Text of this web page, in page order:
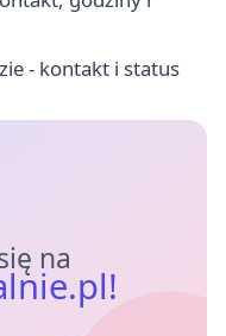
- kontakt i status
na